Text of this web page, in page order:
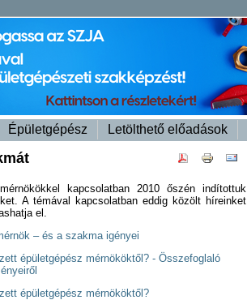
Épületgépész Letölthető előadások
kapcsolatban 2010 őszén indítottuk
A témával kapcsolatban eddig közölt híreinket
el.
– és a szakma igényei
épületgépész mérnököktől? - Összefoglaló
épületgépész mérnököktől?